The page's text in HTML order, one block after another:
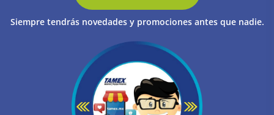
Siempre tendrás novedades y promociones antes que nadie.